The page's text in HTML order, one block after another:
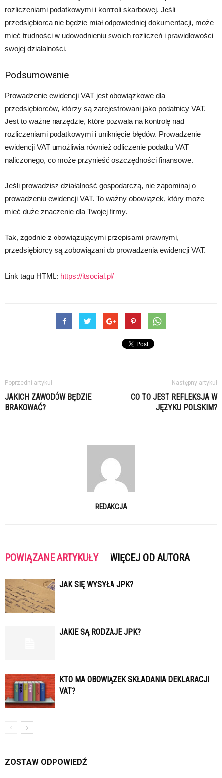
rozliczeniami podatkowymi i kontroli skarbowej. Jeśli
przedsiębiorca nie będzie miał odpowiedniej dokumentacji, może
mieć trudności w udowodnieniu swoich rozliczeń i prawidłowości
swojej działalności.
Podsumowanie
Prowadzenie ewidencji VAT jest obowiązkowe dla
przedsiębiorców, którzy są zarejestrowani jako podatnicy VAT.
Jest to ważne narzędzie, które pozwala na kontrolę nad
rozliczeniami podatkowymi i uniknięcie błędów. Prowadzenie
ewidencji VAT umożliwia również odliczenie podatku VAT
naliczonego, co może przynieść oszczędności finansowe.
Jeśli prowadzisz działalność gospodarczą, nie zapominaj o
prowadzeniu ewidencji VAT. To ważny obowiązek, który może
mieć duże znaczenie dla Twojej firmy.
Tak, zgodnie z obowiązującymi przepisami prawnymi,
przedsiębiorcy są zobowiązani do prowadzenia ewidencji VAT.
Link tagu HTML: https://itsocial.pl/
Poprzedni artykuł
JAKICH ZAWODÓW BĘDZIE
BRAKOWAĆ?
Następny artykuł
CO TO JEST REFLEKSJA W
JĘZYKU POLSKIM?
REDAKCJA
POWIĄZANE ARTYKUŁY WIĘCEJ OD AUTORA
JAK SIĘ WYSYŁA JPK?
JAKIE SĄ RODZAJE JPK?
KTO MA OBOWIĄZEK SKŁADANIA DEKLARACJI
VAT?
ZOSTAW ODPOWIEDŹ